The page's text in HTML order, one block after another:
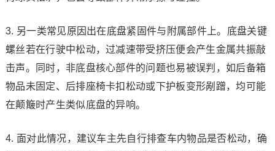
3. 另一类常见原因出在底盘紧固件与附属部件上。底盘关键
螺丝若在行驶中松动，过减速带受挤压便会产生金属共振敲
击声。同时，非底盘核心部件的问题也易被误判，如后备箱
物品未固定、后排座椅卡扣松动或下护板变形剐蹭，均可能
在颠簸时产生类似底盘的异响。
4. 面对此情况，建议车主先自行排查车内物品是否松动，确